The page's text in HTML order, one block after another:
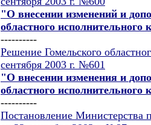
"О внесении изменений и
областного
----------
Решение Гомельского
сентября 2003 г. №601
"О внесении изменения и
областного исполнительного
----------
Постановление Министерства